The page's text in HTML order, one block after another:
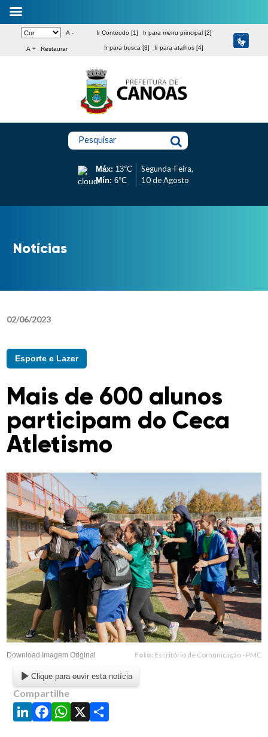
A -
A + Restaurar
Ir Conteudo [1] Ir para menu principal [2]
Ir para busca [3] Ir para atalhos [4]
Pesquisar
Máx: 13°C
Mín: 6°C
Segunda-Feira,
10 de Agosto
Notícias
02/06/2023
Esporte e Lazer
Mais de 600 alunos
participam do Ceca
Atletismo
Download Imagem Original Foto: Escritório de Comunicação - PMC
Clique para ouvir esta notícia
Compartilhe
LinkedIn
Facebook
WhatsApp
X Share